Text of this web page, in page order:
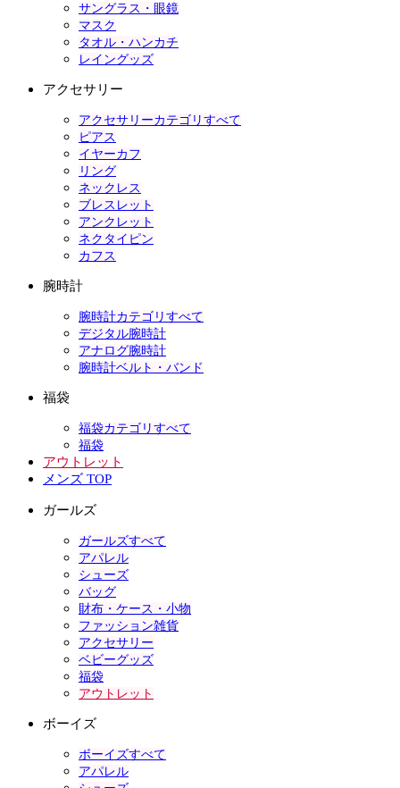
サングラス・眼鏡
マスク
タオル・ハンカチ
レイングッズ
アクセサリー
アクセサリーカテゴリすべて
ピアス
イヤーカフ
リング
ネックレス
ブレスレット
アンクレット
ネクタイピン
カフス
腕時計
腕時計カテゴリすべて
デジタル腕時計
アナログ腕時計
腕時計ベルト・バンド
福袋
福袋カテゴリすべて
福袋
アウトレット
メンズ TOP
ガールズ
ガールズすべて
アパレル
シューズ
バッグ
財布・ケース・小物
ファッション雑貨
アクセサリー
ベビーグッズ
福袋
アウトレット
ボーイズ
ボーイズすべて
アパレル